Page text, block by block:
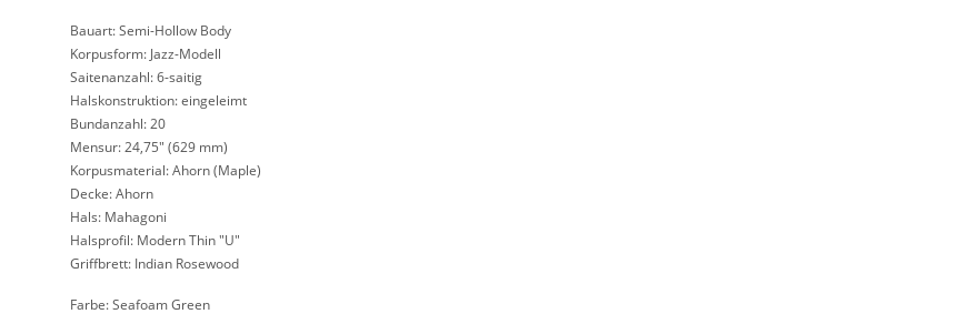
Bauart: Semi-Hollow Body
Korpusform: Jazz-Modell
Saitenanzahl: 6-saitig
Halskonstruktion: eingeleimt
Bundanzahl: 20
Mensur: 24,75" (629 mm)
Korpusmaterial: Ahorn (Maple)
Decke: Ahorn
Hals: Mahagoni
Halsprofil: Modern Thin "U"
Griffbrett: Indian Rosewood
Farbe: Seafoam Green